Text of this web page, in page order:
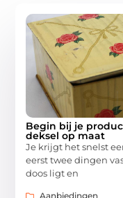
Begin bij je
deksel op maat
Je krijgt het snelst
eerst twee dingen
doos ligt en
Aanbiedingen